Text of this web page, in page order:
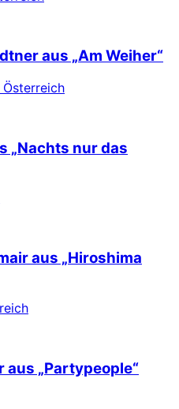
aus „Am Weiher“
„Nachts nur das
aus „Hiroshima
aus „Partypeople“